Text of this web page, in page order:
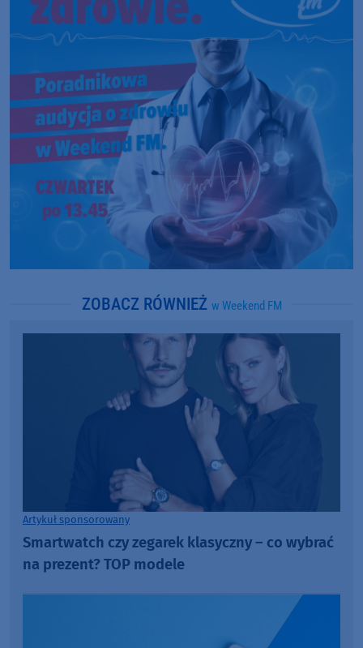
ZOBACZ RÓWNIEŻ w Weekend FM
Artykuł sponsorowany
Smartwatch czy zegarek klasyczny – co wybrać
na prezent? TOP modele